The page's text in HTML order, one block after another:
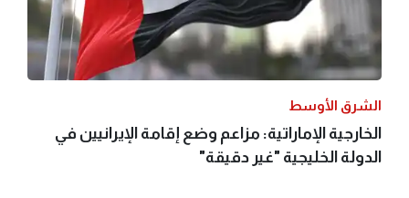
الشرق الأوسط
الخارجية الإماراتية: مزاعم وضع إقامة الإيرانيين في
الدولة الخليجية "غير دقيقة"